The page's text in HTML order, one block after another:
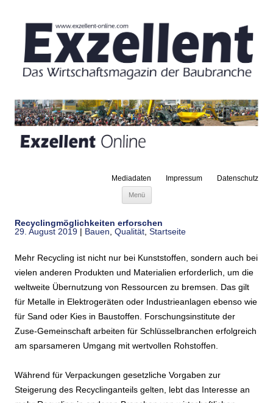
Mediadaten Impressum Datenschutz
Menü
Recyclingmöglichkeiten erforschen
29. August 2019 | Bauen Qualität Startseite
Mehr Recycling ist nicht nur bei Kunststoffen, sondern auch bei
vielen anderen Produkten und Materialien erforderlich, um die
weltweite Übernutzung von Ressourcen zu bremsen. Das gilt
für Metalle in Elektrogeräten oder Industrieanlagen ebenso wie
für Sand oder Kies in Baustoffen. Forschungsinstitute der
Zuse-Gemeinschaft arbeiten für Schlüsselbranchen erfolgreich
am sparsameren Umgang mit wertvollen Rohstoffen.
Während für Verpackungen gesetzliche Vorgaben zur
Steigerung des Recyclinganteils gelten, lebt das Interesse an